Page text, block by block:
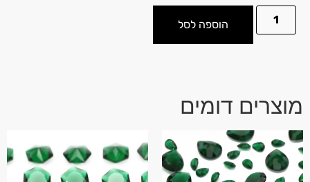
הוספה לסל
מוצרים דומים